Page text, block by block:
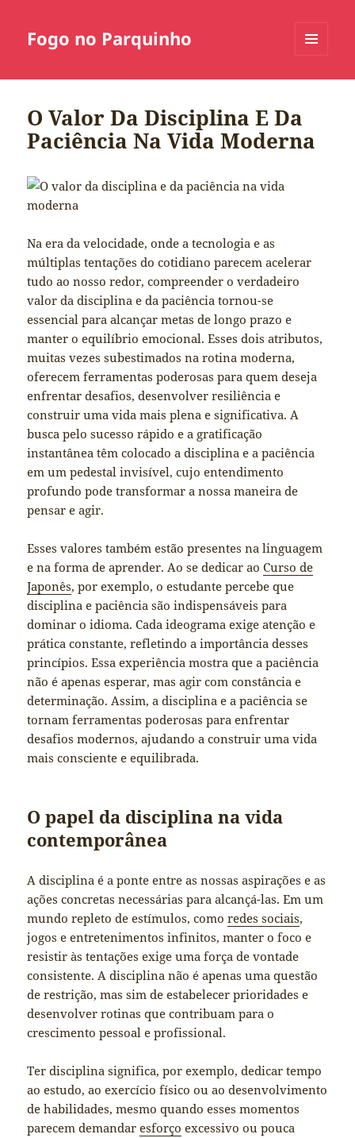
Fogo no Parquinho
O Valor Da Disciplina E Da
Paciência Na Vida Moderna
Na era da velocidade, onde a tecnologia e as
múltiplas tentações do cotidiano parecem acelerar
tudo ao nosso redor, compreender o verdadeiro
valor da disciplina e da paciência tornou-se
essencial para alcançar metas de longo prazo e
manter o equilíbrio emocional. Esses dois atributos,
muitas vezes subestimados na rotina moderna,
oferecem ferramentas poderosas para quem deseja
enfrentar desafios, desenvolver resiliência e
construir uma vida mais plena e significativa. A
busca pelo sucesso rápido e a gratificação
instantânea têm colocado a disciplina e a paciência
em um pedestal invisível, cujo entendimento
profundo pode transformar a nossa maneira de
pensar e agir.
Esses valores também estão presentes na linguagem
e na forma de aprender. Ao se dedicar aoCurso de
Japonês, por exemplo, o estudante percebe que
disciplina e paciência são indispensáveis para
dominar o idioma. Cada ideograma exige atenção e
prática constante, refletindo a importância desses
princípios. Essa experiência mostra que a paciência
não é apenas esperar, mas agir com constância e
determinação. Assim, a disciplina e a paciência se
tornam ferramentas poderosas para enfrentar
desafios modernos, ajudando a construir uma vida
mais consciente e equilibrada.
O papel da disciplina na vida
contemporânea
A disciplina é a ponte entre as nossas aspirações e as
ações concretas necessárias para alcançá-las. Em um
mundo repleto de estímulos, comoredes sociais,
jogos e entretenimentos infinitos, manter o foco e
resistir às tentações exige uma força de vontade
consistente. A disciplina não é apenas uma questão
de restrição, mas sim de estabelecer prioridades e
desenvolver rotinas que contribuam para o
crescimento pessoal e profissional.
Ter disciplina significa, por exemplo, dedicar tempo
ao estudo, ao exercício físico ou ao desenvolvimento
de habilidades, mesmo quando esses momentos
parecem demandaresforço excessivo ou pouca